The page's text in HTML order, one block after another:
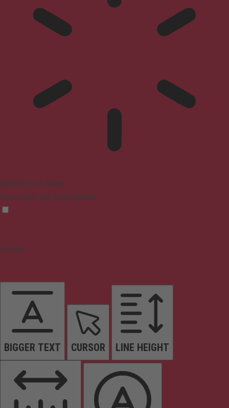
Epilepsy Safe Mode
Dims colors and stops blinking
Content
BIGGER TEXT CURSOR LINE HEIGHT